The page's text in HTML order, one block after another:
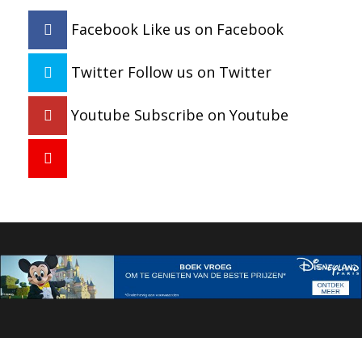
Facebook Like us on Facebook
Twitter Follow us on Twitter
Youtube Subscribe on Youtube